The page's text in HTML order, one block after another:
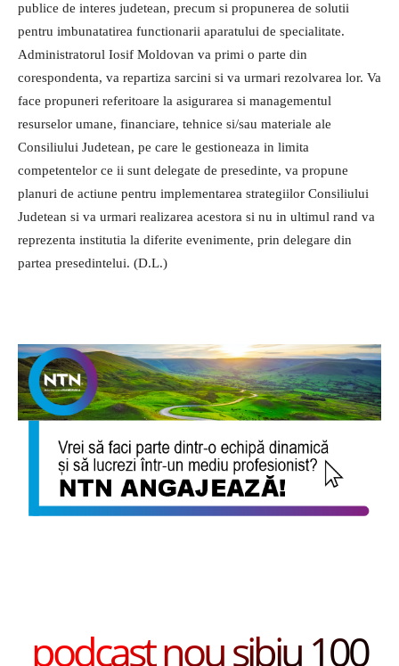
publice de interes judetean, precum si propunerea de solutii
pentru imbunatatirea functionarii aparatului de specialitate.
Administratorul Iosif Moldovan va primi o parte din
corespondenta, va repartiza sarcini si va urmari rezolvarea lor. Va
face propuneri referitoare la asigurarea si managementul
resurselor umane, financiare, tehnice si/sau materiale ale
Consiliului Judetean, pe care le gestioneaza in limita
competentelor ce ii sunt delegate de presedinte, va propune
planuri de actiune pentru implementarea strategiilor Consiliului
Judetean si va urmari realizarea acestora si nu in ultimul rand va
reprezenta institutia la diferite evenimente, prin delegare din
partea presedintelui. (D.L.)
podcast nou sibiu 100